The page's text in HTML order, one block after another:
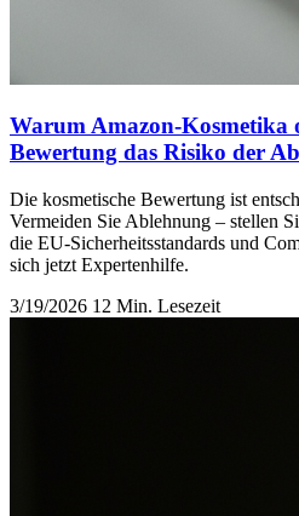
Warum Amazon-Kosmetika
Bewertung das Risiko der
Die kosmetische Bewertung ist
Vermeiden Sie Ablehnung – stellen
die EU-Sicherheitsstandards und
sich jetzt Expertenhilfe.
3/19/2026 12 Min. Lesezeit